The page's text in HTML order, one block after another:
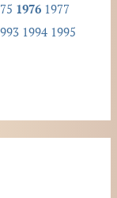
1976 1977
1994 1995